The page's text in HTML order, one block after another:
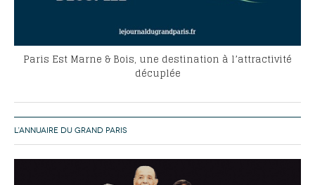
Paris Est Marne & Bois, une destination à l’attractivité
décuplée
L’ANNUAIRE DU GRAND PARIS